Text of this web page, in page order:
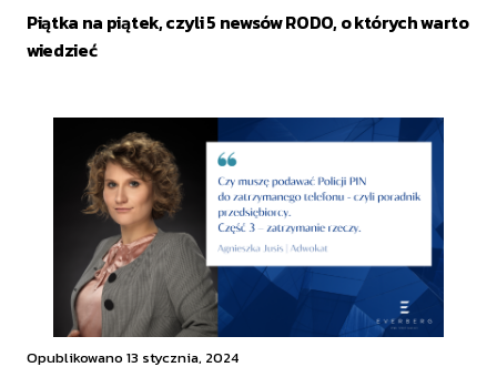
Piątka na piątek, czyli 5 newsów RODO, o których warto
wiedzieć
Opublikowano 13 stycznia, 2024